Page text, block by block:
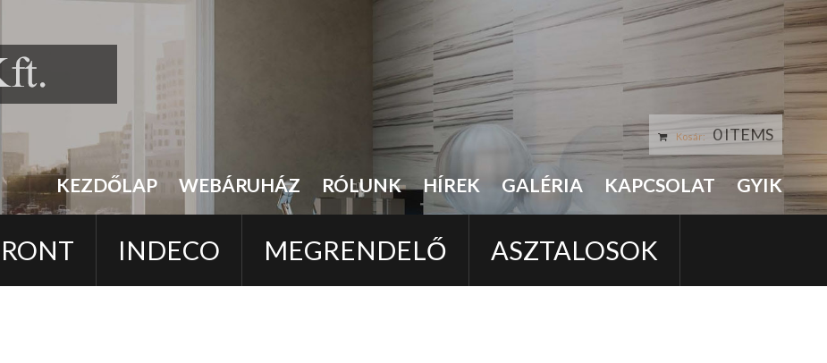
KEZDŐLAP WEBÁRUHÁZ RÓLUNK HÍREK GALÉRIA KAPCSOLAT GYIK
Kosár: 0 ITEMS
INDECO MEGRENDELŐ ASZTALOSOK